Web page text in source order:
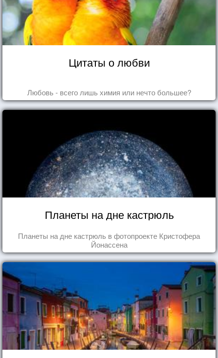
Цитаты о любви
Любовь - всего лишь химия или нечто большее?
Планеты на дне кастрюль
Планеты на дне кастрюль в фотопроекте Кристофера
Йонассена